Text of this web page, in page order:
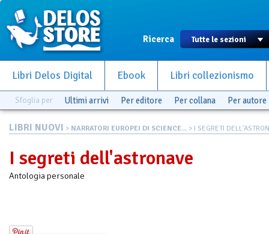
Ricerca
Libri Delos Digital Ebook Libri collezionismo
Sfoglia per Ultimi arrivi Per editore Per collana Per autore
LIBRI NUOVI > NARRATORI EUROPEI DI SCIENCE... > I SEGRETI
I segreti dell'astronave
Antologia personale